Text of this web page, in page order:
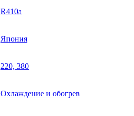
R410a
Япония
220, 380
Охлаждение и обогрев